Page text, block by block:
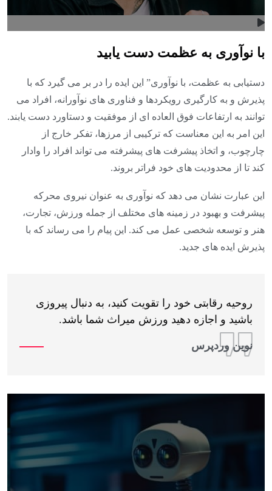
با نوآوری به عظمت دست یابید
دستیابی به عظمت، با نوآوری” این ایده را در بر می گیرد که با
پذیرش و به کارگیری رویکردها و فناوری های نوآورانه، افراد می
توانند به ارتفاعات فوق العاده ای از موفقیت و دستاورد دست یابند.
این امر به این معناست که ترکیبی از مرزها، تفکر خارج از
چارچوب، و اتخاذ پیشرفت های پیشرفته می تواند افراد را وادار
کند تا از محدودیت های خود فراتر بروند.
این عبارت نشان می دهد که نوآوری به عنوان نیروی محرکه
پیشرفت و بهبود در زمینه های مختلف از جمله ورزش، تجارت،
هنر و توسعه شخصی عمل می کند. این پیام را می رساند که با
پذیرش ایده های جدید.
روحیه رقابتی خود را تقویت کنید، به دنبال پیروزی
باشید و اجازه دهید ورزش میراث شما باشد.
نوین وردپرس